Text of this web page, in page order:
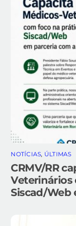
NOTÍCIAS, ÚLTIMAS
CRMV/RR
Veterinários
Siscad/Web